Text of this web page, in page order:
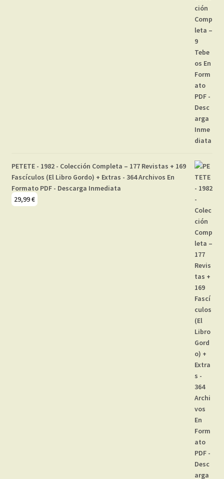
PETETE - 1982 - Colección Completa – 177 Revistas + 169
Fascículos (El Libro Gordo) + Extras - 364 Archivos En
Formato PDF - Descarga Inmediata
29,99€